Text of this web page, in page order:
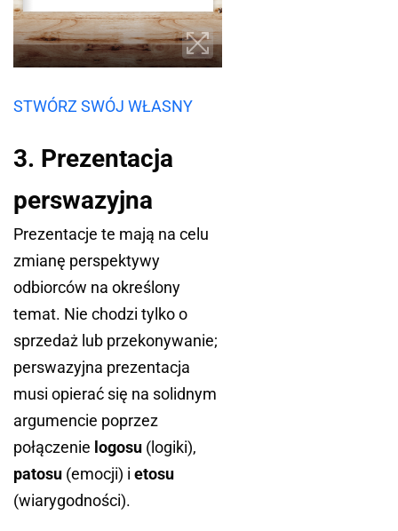
STWÓRZ SWÓJ WŁASNY
3. Prezentacja
perswazyjna
Prezentacje te mają na celu
zmianę perspektywy
odbiorców na określony
temat. Nie chodzi tylko o
sprzedaż lub przekonywanie;
perswazyjna prezentacja
musi opierać się na solidnym
argumencie poprzez
połączenie logosu (logiki),
patosu (emocji) i etosu
(wiarygodności).